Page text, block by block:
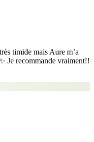
timide mais Aure m’a
Je recommande vraiment!!